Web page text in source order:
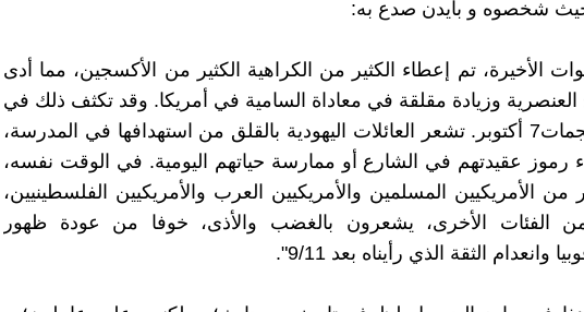
شخصوه و بايدن صدع به:
الأخيرة، تم إعطاء الكثير من الكراهية الكثير من الأكسجين، مما أدى
العنصرية وزيادة مقلقة في معاداة السامية في أمريكا. وقد تكثف ذلك في
أعقاب هجمات7 أكتوبر. تشعر العائلات اليهودية بالقلق من استهدافها في المدرسة،
رموز عقيدتهم في الشارع أو ممارسة حياتهم اليومية. في الوقت نفسه،
من الأمريكيين المسلمين والأمريكيين العرب والأمريكيين الفلسطينيين،
من الفئات الأخرى، يشعرون بالغضب والأذى، خوفا من عودة ظهور
وانعدام الثقة الذي رأيناه بعد 9/11".